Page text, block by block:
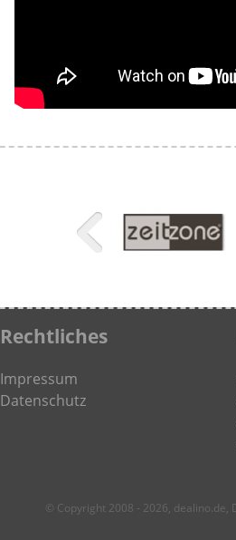
Rechtliches
Impressum
Datenschutz
© Copyright 2008 - 2026,